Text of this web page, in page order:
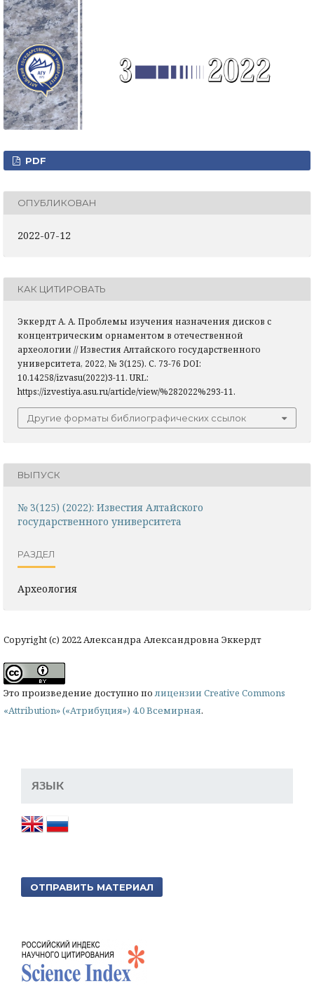
PDF
ОПУБЛИКОВАН
2022-07-12
КАК ЦИТИРОВАТЬ
Эккердт А. А. Проблемы изучения назначения дисков с
концентрическим орнаментом в отечественной
археологии // Известия Алтайского государственного
университета, 2022, № 3(125). С. 73-76 DOI:
10.14258/izvasu(2022)3-11. URL:
https://izvestiya.asu.ru/article/view/%282022%293-11.
Другие форматы библиографических ссылок
ВЫПУСК
№ 3(125) (2022): Известия Алтайского
государственного университета
РАЗДЕЛ
Археология
Copyright (c) 2022 Александра Александровна Эккердт
Это произведение доступно полицензии Creative Commons
«Attribution» («Атрибуция») 4.0 Всемирная.
ЯЗЫК
ОТПРАВИТЬ МАТЕРИАЛ